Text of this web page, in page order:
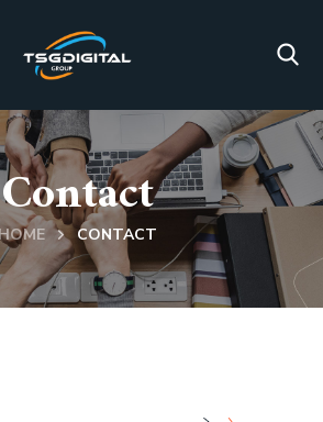
Contact
CONTACT